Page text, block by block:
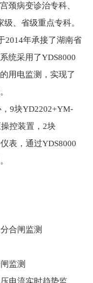
颈病变诊治专科、
、省级重点专科。
年承接了湖南省
统采用了YDS8000
用电监测，实现了
9块YD2202+YM-
控装置，2块
表，通过YDS8000
合闸监测
监测